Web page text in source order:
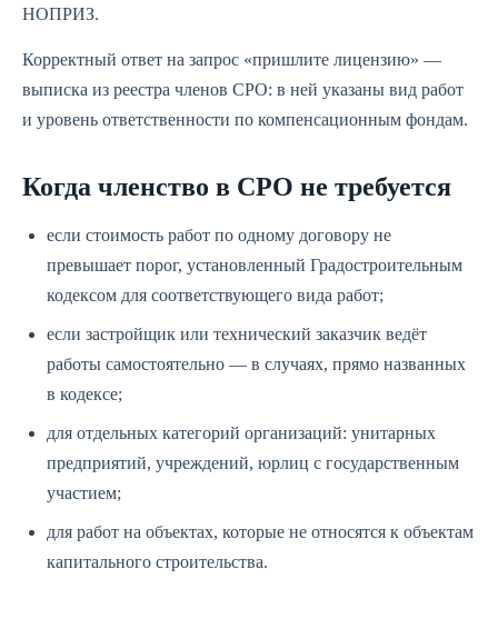
НОПРИЗ.
Корректный ответ на запрос «пришлите лицензию» —
выписка из реестра членов СРО: в ней указаны вид работ
и уровень ответственности по компенсационным фондам.
Когда членство в СРО не требуется
если стоимость работ по одному договору не
превышает порог, установленный Градостроительным
кодексом для соответствующего вида работ;
если застройщик или технический заказчик ведёт
работы самостоятельно — в случаях, прямо названных
в кодексе;
для отдельных категорий организаций: унитарных
предприятий, учреждений, юрлиц с государственным
участием;
для работ на объектах, которые не относятся к объектам
капитального строительства.